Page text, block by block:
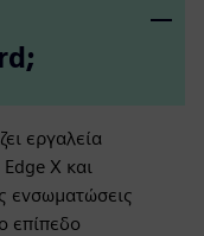
εργαλεία
X και
ενσωματώσεις
επίπεδο